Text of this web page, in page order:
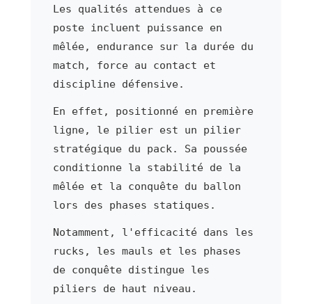
Les qualités attendues à ce
poste incluent puissance en
mêlée, endurance sur la durée du
match, force au contact et
discipline défensive.
En effet, positionné en première
ligne, le pilier est un pilier
stratégique du pack. Sa poussée
conditionne la stabilité de la
mêlée et la conquête du ballon
lors des phases statiques.
Notamment, l'efficacité dans les
rucks, les mauls et les phases
de conquête distingue les
piliers de haut niveau.